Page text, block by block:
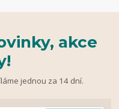
akce
jednou za 14 dní.